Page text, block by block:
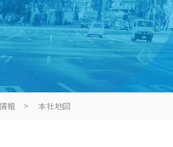
報 本社地図